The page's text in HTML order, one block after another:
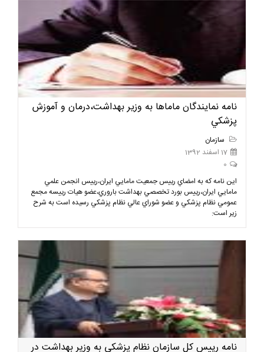
نامه نمايندگان ماماها به وزير بهداشت،درمان و آموزش
پزشكي
سازمان
17 اسفند 1392
0
اين نامه كه به امضاي رييس جمعيت مامايي ايران،رييس انجمن علمي
مامايي ايران،رييس بورد تخصصي بهداشت باروري،عضو هيات رييسه مجمع
عمومي نظام پزشكي و عضو شوراي عالي نظام پزشكي رسيده است به شرح
زير است:
نامه رییس کل سازمان نظام پزشکی به وزیر بهداشت در